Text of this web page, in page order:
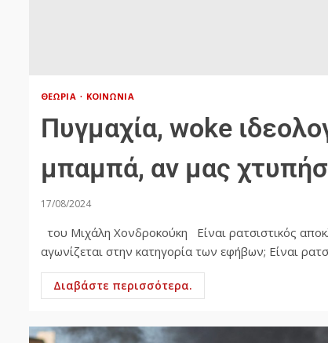
ΘΕΩΡΊΑ ΚΟΙΝΩΝΊΑ
Πυγμαχία, woke
μπαμπά, αν μας
17/08/2024
του Μιχάλη Χονδροκούκη Είναι ρατσιστικός
αγωνίζεται στην κατηγορία των εφήβων; Είναι
Διαβάστε περισσότερα.